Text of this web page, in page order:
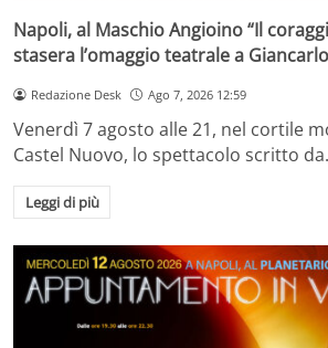
Napoli, al Maschio Angioino “Il
stasera l’omaggio teatrale a
Redazione Desk Ago 7, 2026 12:59
Venerdì 7 agosto alle 21, nel cortile
Castel Nuovo, lo spettacolo scritto
Leggi di più